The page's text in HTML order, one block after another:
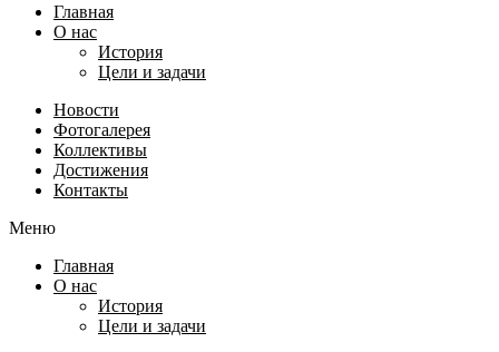
Главная
О нас
История
Цели и задачи
Новости
Фотогалерея
Коллективы
Достижения
Контакты
Меню
Главная
О нас
История
Цели и задачи